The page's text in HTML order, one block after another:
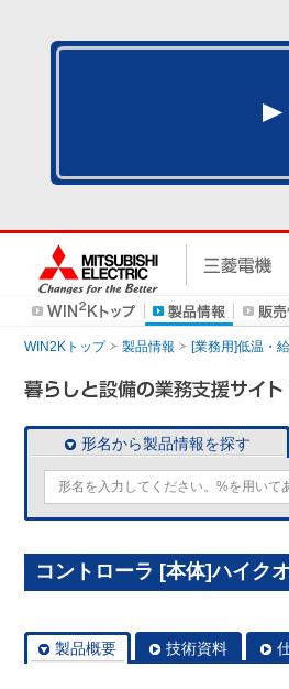
WIN2Kトップ 製品情報 [業務用]低温・
形名から製品情報を探す
コントローラ [本体]ハイク
製品概要 技術資料